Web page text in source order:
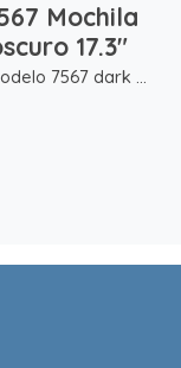
Mochila
17.3"
7567 dark ...